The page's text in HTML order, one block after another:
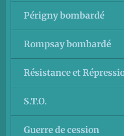
Périgny bombardé
Rompsay bombardé
Résistance et
S.T.O.
Guerre de cession